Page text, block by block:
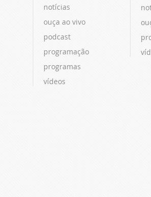
notícias
ouça ao vivo
podcast
programação
programas
vídeos